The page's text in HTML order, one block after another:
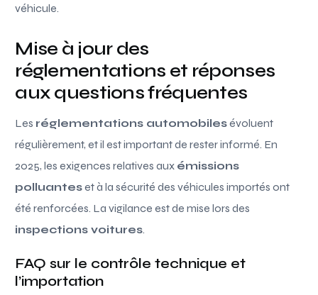
véhicule.
Mise à jour des
réglementations et réponses
aux questions fréquentes
Les réglementations automobilesévoluent
régulièrement, et il est important de rester informé. En
2025, les exigences relatives aux émissions
polluanteset à la sécurité des véhicules importés ont
été renforcées. La vigilance est de mise lors des
inspections voitures.
FAQ sur le contrôle technique et
l’importation